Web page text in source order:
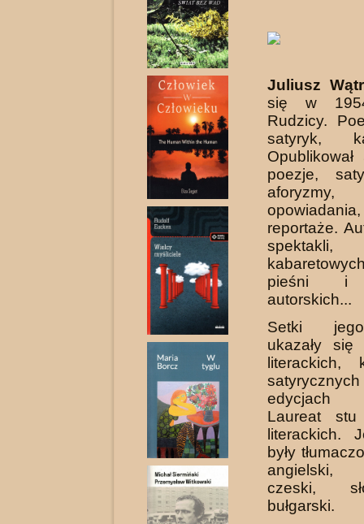
Juliusz
się w
Rudzicy.
satyryk,
poezje,
aforyzmy,
reportaże.
spektakli,
pieśni i
autorskich...
Setki
ukazały
literackich,
edycjach
Laureat stu
literackich.
były
angielski,
czeski,
bułgarski.